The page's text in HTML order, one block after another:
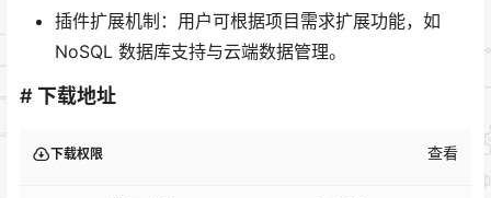
插件扩展机制：用户可根据项目需求扩展功能，如
NoSQL 数据库支持与云端数据管理。
# 下载地址
下载权限 查看